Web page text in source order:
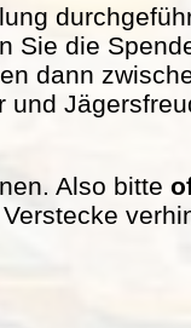
Sie die
dann
Also bitte